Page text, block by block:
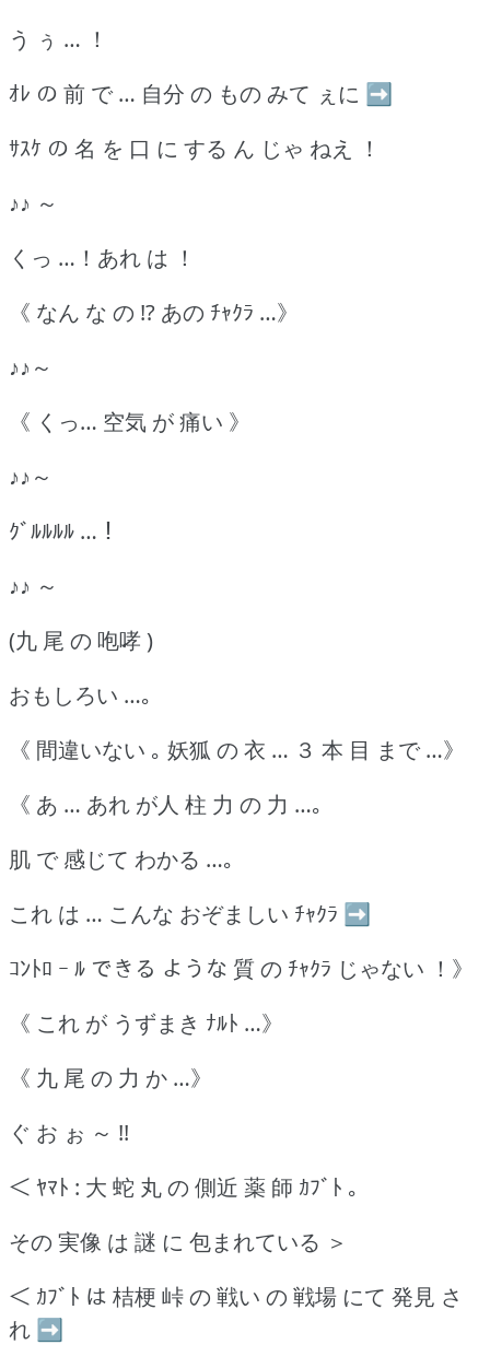
う ぅ … ！
ｵﾚ の 前 で … 自分 の もの みて ぇに ➡
ｻｽｹ の 名 を 口 に する ん じゃ ねえ ！
♪♪ ～
くっ …！あれ は ！
《 なん な の !? あの ﾁｬｸﾗ …》
♪♪～
《 くっ… 空気 が 痛い 》
♪♪～
ｸﾞﾙﾙﾙﾙ …！
♪♪ ～
(九 尾 の 咆哮 )
おもしろい …｡
《 間違いない ｡ 妖狐 の 衣 … ３ 本 目 まで …》
《 あ … あれ が人 柱 力 の 力 …｡
肌 で 感じて わかる …｡
これ は … こんな おぞましい ﾁｬｸﾗ ➡
ｺﾝﾄﾛ ｰ ﾙ できる ような 質 の ﾁｬｸﾗ じゃない ！》
《 これ が うずまき ﾅﾙﾄ …》
《 九 尾 の 力 か …》
ぐ お ぉ ～ !!
＜ ﾔﾏﾄ : 大 蛇 丸 の 側近 薬 師 ｶﾌﾞﾄ ｡
その 実像 は 謎 に 包まれている ＞
＜ ｶﾌﾞﾄ は 桔梗 峠 の 戦い の 戦場 にて 発見 さ
れ ➡